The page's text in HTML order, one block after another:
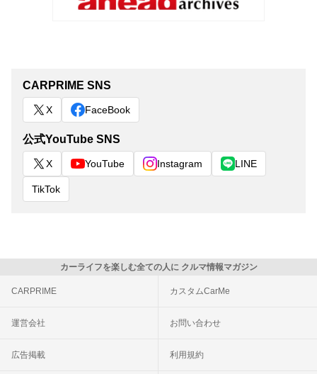
CARPRIME SNS
X FaceBook
公式YouTube SNS
X YouTube Instagram LINE
TikTok
カーライフを楽しむ全ての人に クルマ情報マガジン
CARPRIME カスタムCarMe
運営会社 お問い合わせ
広告掲載 利用規約